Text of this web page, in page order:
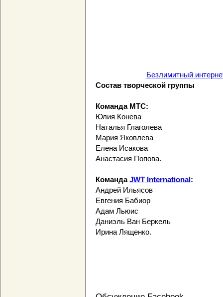
Безлимитный
Состав творческой группы
Команда МТС:
Юлия Конева
Наталья Глаголева
Мария Яковлева
Елена Исакова
Анастасия Попова.
КомандаJWT International:
Андрей Ильясов
Евгения Бабиор
Адам Льюис
Даниэль Ван Беркель
Ирина Лященко.